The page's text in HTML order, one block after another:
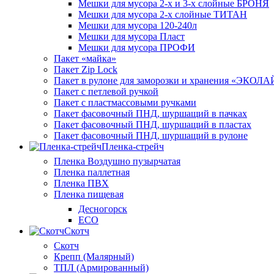
Мешки для мусора 2-х и 3-х слойные БРОНЯ
Мешки для мусора 2-х слойные ТИТАН
Мешки для мусора 120-240л
Мешки для мусора Пласт
Мешки для мусора ПРОФИ
Пакет «майка»
Пакет Zip Lock
Пакет в рулоне для заморозки и хранения
Пакет с петлевой ручкой
Пакет с пластмассовыми ручками
Пакет фасовочный ПНД, шуршащий в пачках
Пакет фасовочный ПНД, шуршащий в пластах
Пакет фасовочный ПНД, шуршащий в рулоне
Пленка-стрейч
Пленка Воздушно пузырчатая
Пленка паллетная
Пленка ПВХ
Пленка пищевая
Десногорск
ECO
Скотч
Скотч
Крепп (Малярный)
ТПЛ (Армированный)